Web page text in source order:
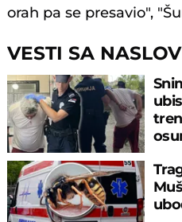
orah pa se presavio",
VESTI SA